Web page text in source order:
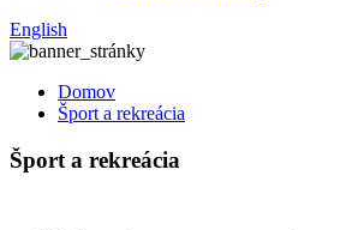
English
Domov
Šport a rekreácia
Šport a rekreácia